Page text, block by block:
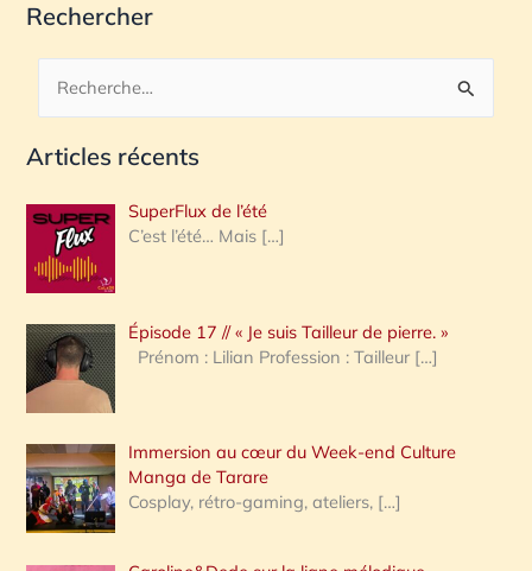
Rechercher
c
e
r
c
h
e
:
Articles récents
SuperFlux de l’été
C’est l’été… Mais […]
Épisode 17 // « Je suis Tailleur de pierre. »
Prénom : Lilian Profession : Tailleur […]
Immersion au cœur du Week-end Culture
Manga de Tarare
Cosplay, rétro-gaming, ateliers, […]